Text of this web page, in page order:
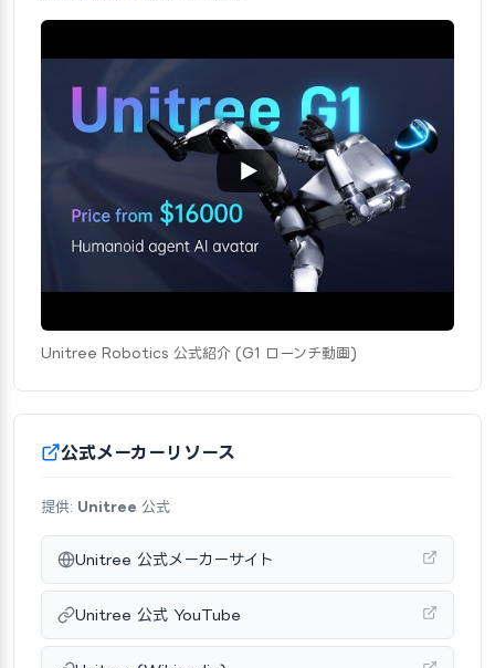
Unitree Robotics 公式紹介 (G1 ローンチ動画)
公式メーカーリソース
提供: Unitree 公式
Unitree 公式メーカーサイト
Unitree 公式 YouTube